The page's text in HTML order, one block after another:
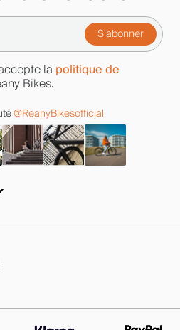
la politique de
Bikes.
@ReanyBikesofficial